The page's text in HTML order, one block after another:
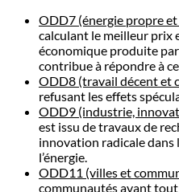
ODD7 (énergie propre
calculant le meilleur prix
économique produite
contribue à répondre à
ODD8 (travail décent et
refusant les effets
ODD9 (industrie,
est issu de travaux de
innovation radicale dans
l’énergie.
ODD11 (villes et
communautés avant